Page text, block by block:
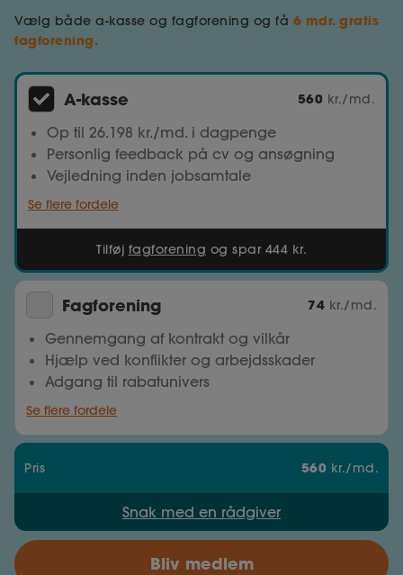
Vælg både a-kasse og fagforening og få 6 mdr. gratis
fagforening.
A-kasse 560 kr./md.
Op til 26.198 kr./md. i dagpenge
Personlig feedback på cv og ansøgning
Vejledning inden jobsamtale
Se flere fordele
Tilføj fagforening og spar 444 kr.
Fagforening 74 kr./md.
Gennemgang af kontrakt og vilkår
Hjælp ved konflikter og arbejdsskader
Adgang til rabatunivers
Se flere fordele
Pris 560 kr./md.
Snak med en rådgiver
Bliv medlem